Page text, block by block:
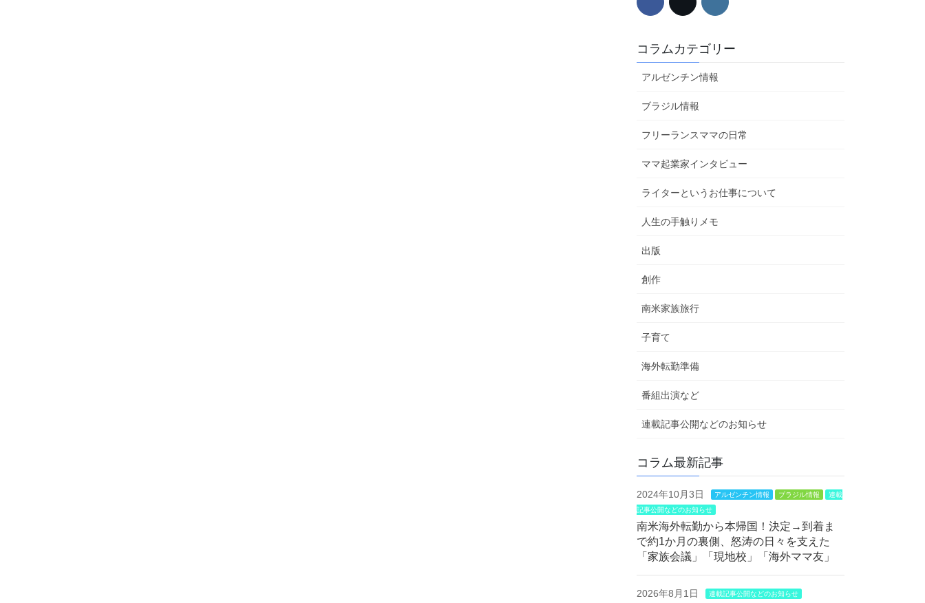
コラムカテゴリー
アルゼンチン情報
ブラジル情報
フリーランスママの日常
ママ起業家インタビュー
ライターというお仕事について
人生の手触りメモ
出版
創作
南米家族旅行
子育て
海外転勤準備
番組出演など
連載記事公開などのお知らせ
コラム最新記事
2024年10月3日 アルゼンチン情報 ブラジル情報
連載
記事公開などのお知らせ
南米海外転勤から本帰国！決定→到着ま
で約1か月の裏側、怒涛の日々を支えた
「家族会議」「現地校」「海外ママ友」
2026年8月1日 連載記事公開などのお知らせ